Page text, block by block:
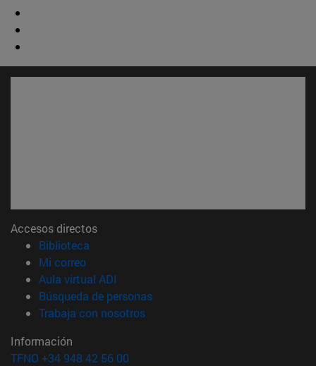
Accesos directos
Biblioteca
Mi correo(abre en nueva ventana)
Aula virtual ADI
Búsqueda de personas(abre en nueva ventana)
Trabaja con nosotros(abre en nueva ventana)
Información
TFNO +34 948 42 56 00